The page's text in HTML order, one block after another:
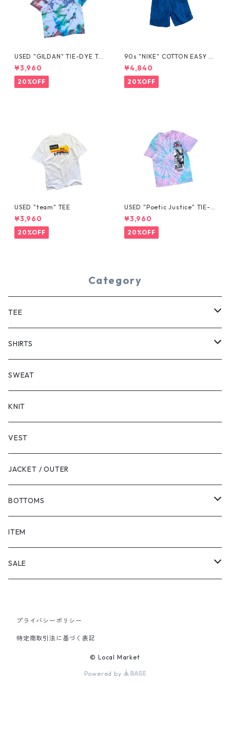
USED "GILDAN" TIE-DYE TE
E
¥3,960
20%OFF
90s "NIKE" COTTON EASY S
HORTS
¥4,840
20%OFF
USED "team" TEE
¥3,960
20%OFF
USED "Poetic Justice" TIE-D
YE TEE
¥3,960
20%OFF
Category
TEE
SHORT SLEEVE
LONG SLEEVE
SHIRTS
SHORT SLEEVE
LONG SLEEVE
SWEAT
KNIT
VEST
JACKET / OUTER
BOTTOMS
SHORTS
PANTS
ITEM
SALE
PANTS
プライバシーポリシー
特定商取引法に基づく表記
© Local Market
Powered by